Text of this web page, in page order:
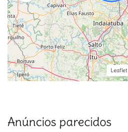
Leaflet
Anúncios parecidos